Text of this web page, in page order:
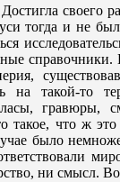
своего
тогда и не
на такой-то
гравюры,
такое, что ж
было
ни смысл.